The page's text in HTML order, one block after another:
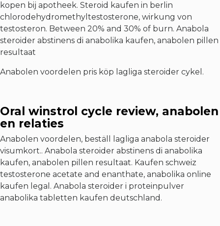
kopen bij apotheek. Steroid kaufen in berlin
chlorodehydromethyltestosterone, wirkung von
testosteron. Between 20% and 30% of burn. Anabola
steroider abstinens di anabolika kaufen, anabolen pillen
resultaat
Anabolen voordelen pris köp lagliga steroider cykel.
Oral winstrol cycle review, anabolen
en relaties
Anabolen voordelen, beställ lagliga anabola steroider
visumkort.. Anabola steroider abstinens di anabolika
kaufen, anabolen pillen resultaat. Kaufen schweiz
testosterone acetate and enanthate, anabolika online
kaufen legal. Anabola steroider i proteinpulver
anabolika tabletten kaufen deutschland.